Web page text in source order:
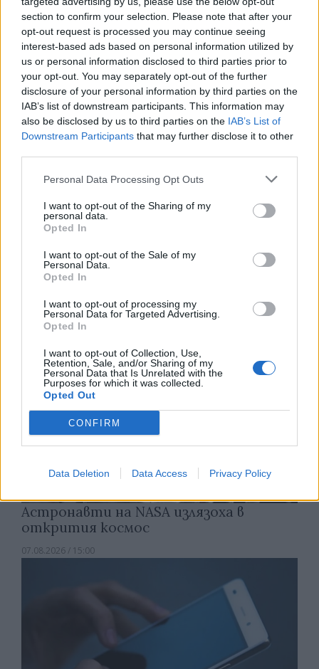
section to confirm your selection. Please note that after your
opt-out request is processed you may continue seeing
interest-based ads based on personal information utilized by
us or personal information disclosed to third parties prior to
your opt-out. You may separately opt-out of the further
disclosure of your personal information by third parties on the
IAB’s list of downstream participants. This information may
also be disclosed by us to third parties on the IAB’s List of
Downstream Participants that may further disclose it to other
Personal Data Processing Opt Outs
I want to opt-out of the Sharing of my
personal data.
Opted In
I want to opt-out of the Sale of my
Personal Data.
Opted In
I want to opt-out of processing my
Personal Data for Targeted Advertising.
Opted In
I want to opt-out of Collection, Use,
Retention, Sale, and/or Sharing of my
Personal Data that Is Unrelated with the
Purposes for which it was collected.
Opted Out
CONFIRM
Data Deletion Data Access Privacy Policy
Полша
07.08.2026 / 16:00
Изкуствен интелект за първи път
създаде нови жизнеспособни вируси
Астронавти на NASA излязоха в
открития космос
07.08.2026 / 15:00